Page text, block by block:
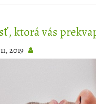
ktorá vás
2019